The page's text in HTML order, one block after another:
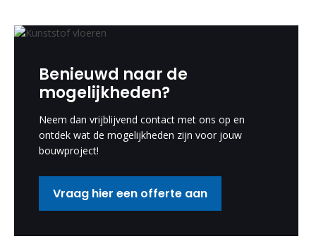
Benieuwd naar de
mogelijkheden?
Neem dan vrijblijvend contact met ons op en
ontdek wat de mogelijkheden zijn voor jouw
bouwproject!
Vraag hier een offerte aan